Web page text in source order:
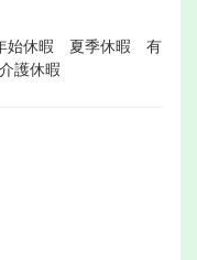
始休暇 夏季休暇 有
護休暇